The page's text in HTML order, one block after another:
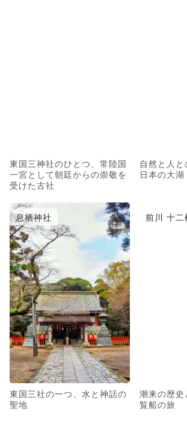
東国三神社のひとつ、常陸国
一宮として朝廷からの崇敬を
受けた古社
自然と人
日本の大湖
息栖神社
東国三社の一つ、水と神話の
聖地
前川 十二
潮来の歴
覧船の旅